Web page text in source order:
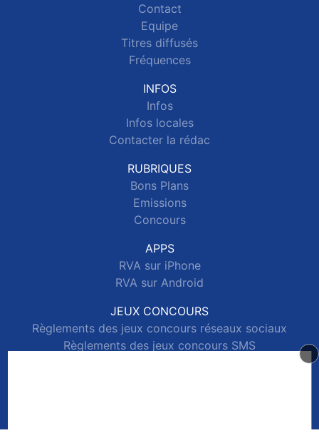
Contact
Equipe
Titres diffusés
Fréquences
INFOS
Infos
Infos locales
Contacter la rédac
RUBRIQUES
Bons Plans
Emissions
Concours
APPS
RVA sur iPhone
RVA sur Android
JEUX CONCOURS
Règlements des jeux concours réseaux sociaux
Règlements des jeux concours SMS